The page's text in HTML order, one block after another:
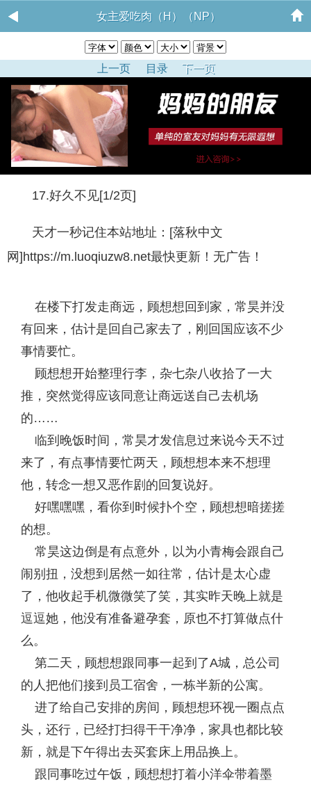
女主爱吃肉（H）（NP）
上一页 目录 下一页
17.好久不见[1/2页]
天才一秒记住本站地址：[落秋中文
网]https://m.luoqiuzw8.net最快更新！无广告！
在楼下打发走商远，顾想想回到家，常昊并没
有回来，估计是回自己家去了，刚回国应该不少
事情要忙。
顾想想开始整理行李，杂七杂八收拾了一大
推，突然觉得应该同意让商远送自己去机场
的……
临到晚饭时间，常昊才发信息过来说今天不过
来了，有点事情要忙两天，顾想想本来不想理
他，转念一想又恶作剧的回复说好。
好嘿嘿嘿，看你到时候扑个空，顾想想暗搓搓
的想。
常昊这边倒是有点意外，以为小青梅会跟自己
闹别扭，没想到居然一如往常，估计是太心虚
了，他收起手机微微笑了笑，其实昨天晚上就是
逗逗她，他没有准备避孕套，原也不打算做点什
么。
第二天，顾想想跟同事一起到了A城，总公司
的人把他们接到员工宿舍，一栋半新的公寓。
进了给自己安排的房间，顾想想环视一圈点点
头，还行，已经打扫得干干净净，家具也都比较
新，就是下午得出去买套床上用品换上。
跟同事吃过午饭，顾想想打着小洋伞带着墨